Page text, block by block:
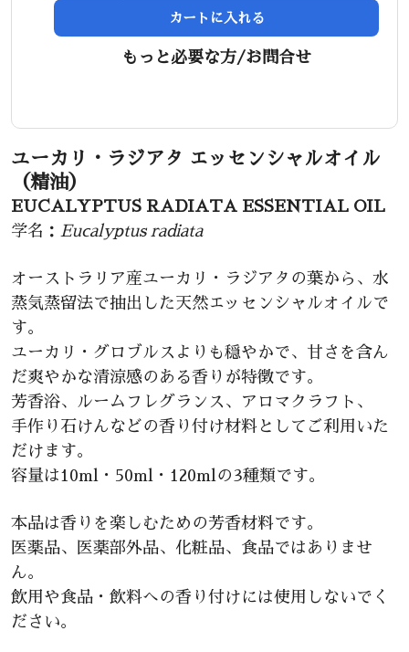
カートに入れる
もっと必要な方/お問合せ
ユーカリ・ラジアタ エッセンシャルオイル
（精油）
EUCALYPTUS RADIATA ESSENTIAL OIL
学名： Eucalyptus radiata
オーストラリア産ユーカリ・ラジアタの葉から、水
蒸気蒸留法で抽出した天然エッセンシャルオイルで
す。
ユーカリ・グロブルスよりも穏やかで、甘さを含ん
だ爽やかな清涼感のある香りが特徴です。
芳香浴、ルームフレグランス、アロマクラフト、
手作り石けんなどの香り付け材料としてご利用いた
だけます。
容量は10ml・50ml・120mlの3種類です。
本品は香りを楽しむための芳香材料です。
医薬品、医薬部外品、化粧品、食品ではありませ
ん。
飲用や食品・飲料への香り付けには使用しないでく
ださい。